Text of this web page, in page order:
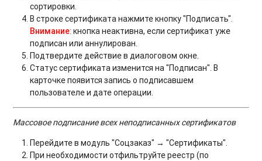
сортировки.
В строке сертификата нажмите кнопку "Подписать".
Внимание: кнопка неактивна, если сертификат уже
подписан или аннулирован.
Подтвердите действие в диалоговом окне.
Статус сертификата изменится на "Подписан". В
карточке появится запись о подписавшем
пользователе и дате операции.
Массовое подписание всех неподписанных сертификатов
Перейдите в модуль "Соцзаказ" → "Сертификаты".
При необходимости отфильтруйте реестр (по